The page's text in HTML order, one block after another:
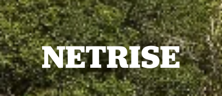
NETRISE